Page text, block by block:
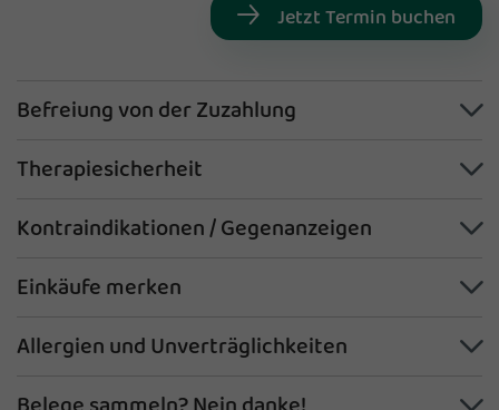
Jetzt Termin buchen
Befreiung von der Zuzahlung
Therapiesicherheit
Kontraindikationen / Gegenanzeigen
Einkäufe merken
Allergien und Unverträglichkeiten